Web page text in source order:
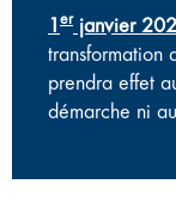
1 erjanvier
transformation
prendra effet
démarche ni